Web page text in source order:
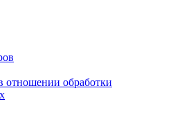
отношении обработки